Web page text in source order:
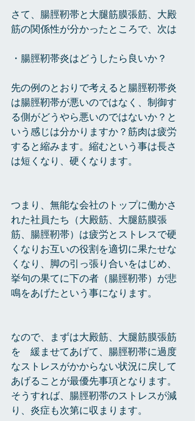
さて、腸脛靭帯と大腿筋膜張筋、大殿
筋の関係性が分かったところで、次は
・腸脛靭帯炎はどうしたら良いか？
先の例のとおりで考えると腸脛靭帯炎
は腸脛靭帯が悪いのではなく、制御す
る側がどうやら悪いのではないか？と
いう感じは分かりますか？筋肉は疲労
すると縮みます。縮むという事は長さ
は短くなり、硬くなります。
つまり、無能な会社のトップに働かさ
れた社員たち（大殿筋、大腿筋膜張
筋、腸脛靭帯）は疲労とストレスで硬
くなりお互いの役割を適切に果たせな
くなり、脚の引っ張り合いをはじめ、
挙句の果てに下の者（腸脛靭帯）が悲
鳴をあげたという事になります。
なので、まずは大殿筋、大腿筋膜張筋
を　緩ませてあげて、腸脛靭帯に過度
なストレスがかからない状況に戻して
あげることが最優先事項となります。
そうすれば、腸脛靭帯のストレスが減
り、炎症も次第に収まります。